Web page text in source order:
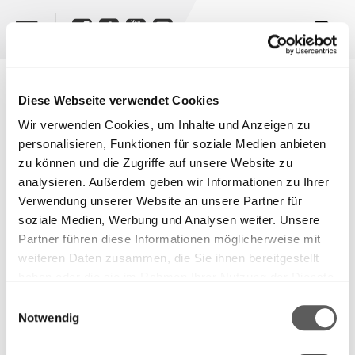
Diese Webseite verwendet Cookies
Wir verwenden Cookies, um Inhalte und Anzeigen zu
personalisieren, Funktionen für soziale Medien anbieten
zu können und die Zugriffe auf unsere Website zu
analysieren. Außerdem geben wir Informationen zu Ihrer
Verwendung unserer Website an unsere Partner für
soziale Medien, Werbung und Analysen weiter. Unsere
Partner führen diese Informationen möglicherweise mit
weiteren Daten zusammen, die Sie ihnen bereitgestellt
unsererDatenschutzerklärung.
Notwendig
Select year...
2026
Downloads
Download images and data on the German Book
Prize
From left to right: Adam Soboczynski, Stefanie Kreuzer, Theresa
Donner, Emily Grunert, Cornelia Geißler, Maha El Hissy, Jan Ehlert